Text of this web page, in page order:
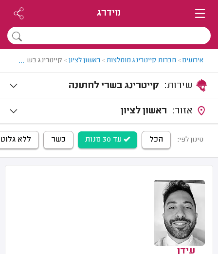
מידרג
אירועים> חברות קייטרינג מומלצות> ראשון לציון> קייטרינג בשרי בראשון
...
קייטרינג בשרי לחתונה
ראשון לציון
סינון לפי: הכל עד 30 מנות כשר ללא
עידן